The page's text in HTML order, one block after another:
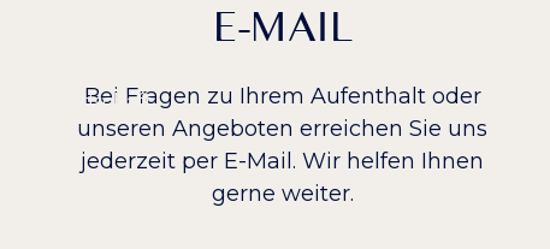
E-MAIL
Bei Fragen zu Ihrem Aufenthalt oder
unseren Angeboten erreichen Sie uns
jederzeit per E-Mail. Wir helfen Ihnen
gerne weiter.